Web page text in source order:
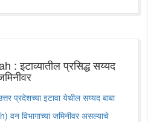
इटाव्यातील प्रसिद्ध सय्यद
प्रदेशच्या इटावा येथील सय्यद बाबा
विभागाच्या जमिनीवर असल्याचे